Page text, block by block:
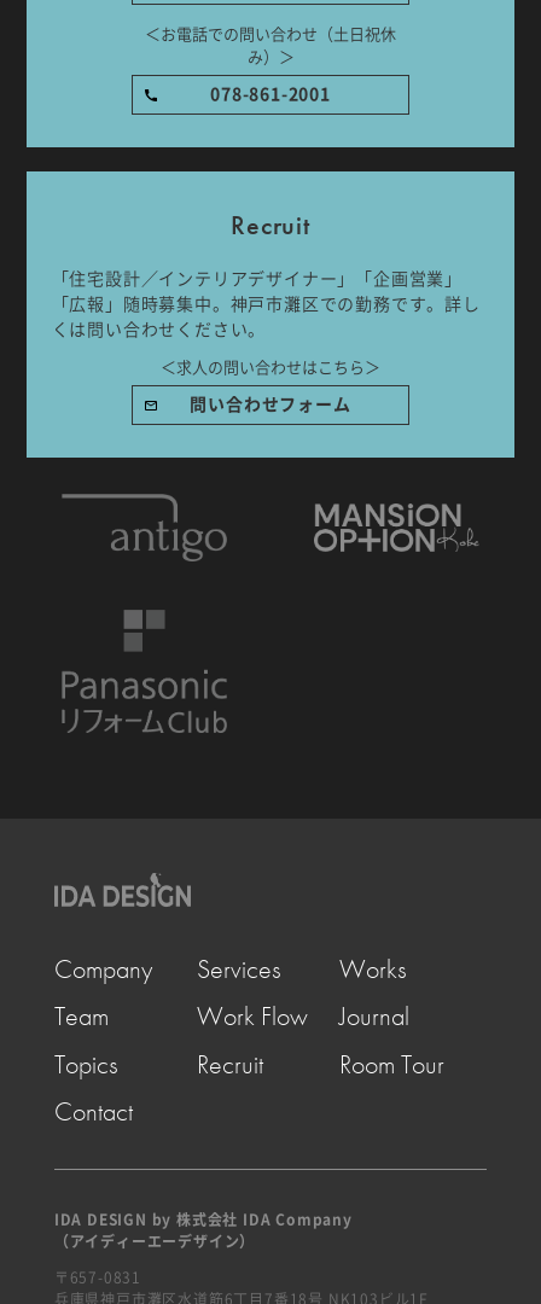
＜お電話での問い合わせ（土日祝休
み）＞
078-861-2001
Recruit
「住宅設計／インテリアデザイナー」「企画営業」
「広報」随時募集中。神戸市灘区での勤務です。詳し
くは問い合わせください。
＜求人の問い合わせはこちら＞
問い合わせフォーム
Company Services
Works
Team
Work Flow
Journal
Topics
Recruit
Room Tour
Contact
IDA DESIGN by 株式会社 IDA Company
（アイディーエーデザイン）
〒657-0831
兵庫県神戸市灘区水道筋6丁目7番18号 NK103ビル1F
IDA DESIGN by 株式会社 IDA Company
兵庫県神戸市灘区水道筋6丁目7番18号 NK103ビル1F
Room Tour